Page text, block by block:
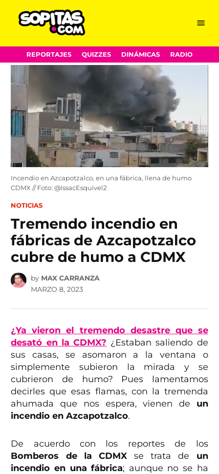
Skip
to
content
Menu
REPORTAJES QUIZZES DINÁMICAS RADIO
Incendio en Azcapotzalco, en una fábrica, llena de humo
CDMX // Foto: @IssacEsquivel2
POSTED
NOTICIAS
Tremendo incendio en
fábricas de Azcapotzalco
cubre de humo a CDMX
by MAX CARRANZA
MARZO 8, 2023
¿Ya vieron el tremendo desastre que se
desató en la CDMX? ¿Estaban saliendo de
sus casas, se asomaron a la ventana o
simplemente subieron la mirada y se
cubrieron de humo? Pues lamentamos
decirles que esas flamas, con la tremenda
ahumada que nos espera, vienen de un
incendio en Azcapotzalco.
De acuerdo con los reportes de los
Bomberos de la CDMXse trata de un
incendio en una fábrica; aunque no se ha